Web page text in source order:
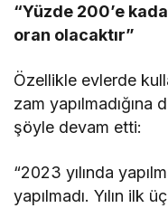
“Yüzde 200’e
oran olacaktır”
Özellikle evlerde
zam yapılmadığına
şöyle devam etti:
“2023 yılında
yapılmadı. Yılın ilk